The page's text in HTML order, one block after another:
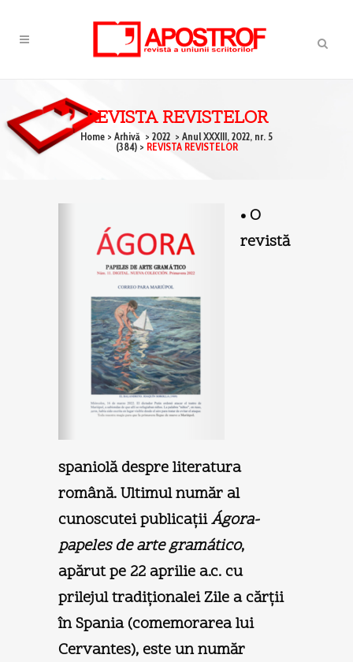
REVISTA REVISTELOR
Home > Arhivă > 2022 > Anul XXXIII, 2022, nr. 5
(384)> REVISTA REVISTELOR
•O
revistă
spaniolă despre literatura
română. Ultimul număr al
cunoscutei publicaţiiÁgora-
papeles de arte gramático,
apărut pe 22 aprilie a.c. cu
prilejul tradiţionalei Zile a cărţii
în Spania (comemorarea lui
Cervantes), este un număr